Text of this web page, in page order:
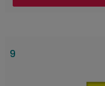
9